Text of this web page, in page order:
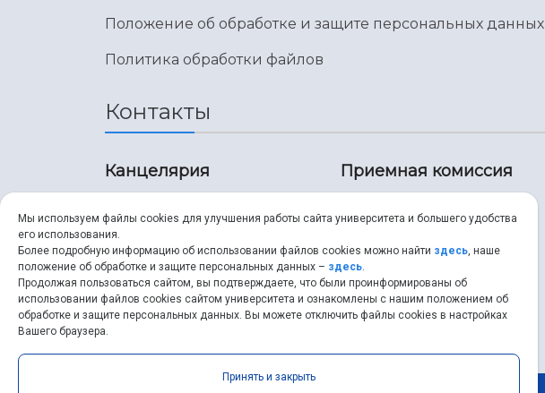
Положение об обработке и защите персональных данных
Политика обработки файлов
Контакты
Канцелярия
8 (846) 267-43-70
ssau@ssau.ru
Приемная комиссия
8 (846) 267-48-67
priem@ssau.ru
Мы используем файлы cookies для улучшения работы сайта университета и большего удобства
его использования.
Более подробную информацию об использовании файлов cookies можно найти здесь, наше
положение об обработке и защите персональных данных – здесь.
Продолжая пользоваться сайтом, вы подтверждаете, что были проинформированы об
использовании файлов cookies сайтом университета и ознакомлены с нашим положением об
обработке и защите персональных данных. Вы можете отключить файлы cookies в настройках
Вашего браузера.
Принять и закрыть